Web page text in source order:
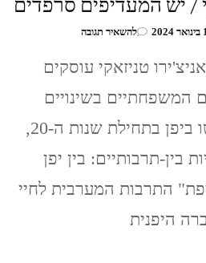
להשאיר תגובהבנושא
טניזאקי
יש
סרפדים
טניזאקי עוסקים
המשפחתיים בשינויים
המהירים שהתרחשו ביפן בתחילת שנות ה-20,
בין-תרבותיים: בין יפן
התרבות המערבית לחיי
היפנית